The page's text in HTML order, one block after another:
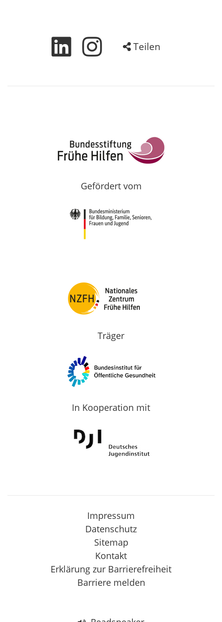
Teilen
Gefördert vom
Träger
In Kooperation mit
Impressum
Datenschutz
Sitemap
Kontakt
Erklärung zur Barrierefreiheit
Barriere melden